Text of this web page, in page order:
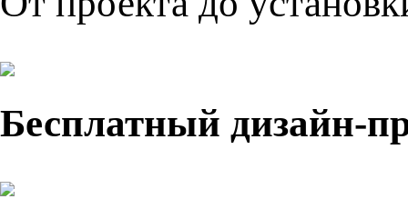
Бесплатный дизайн-